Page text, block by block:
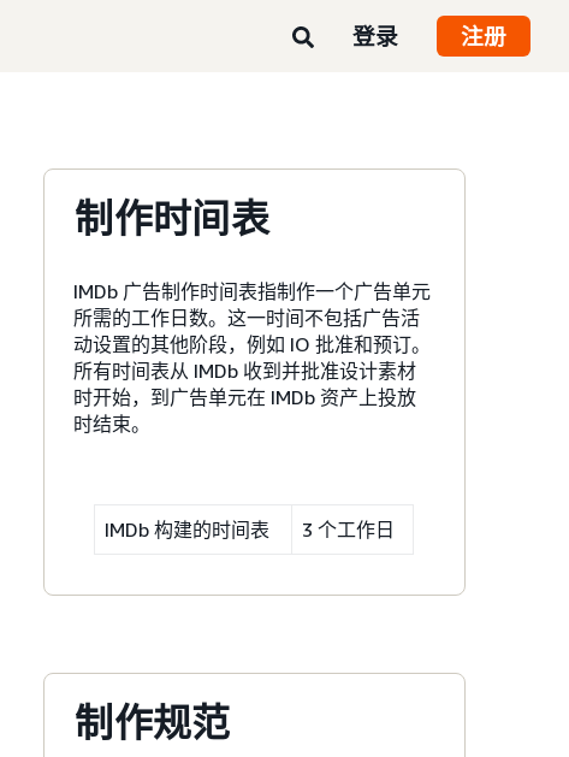
登录 注册
制作时间表
IMDb 广告制作时间表指制作一个广告单元
所需的工作日数。这一时间不包括广告活
动设置的其他阶段，例如 IO 批准和预订。
所有时间表从 IMDb 收到并批准设计素材
时开始，到广告单元在 IMDb 资产上投放
时结束。
IMDb 构建的时间表 3 个工作日
制作规范